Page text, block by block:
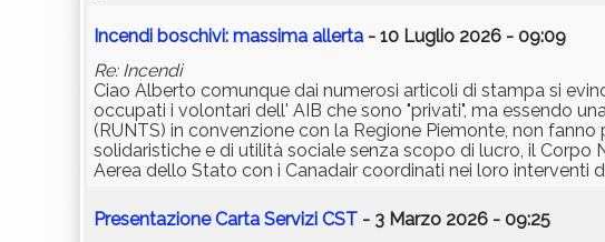
Incendi boschivi: massima allerta - 10 Luglio 2026 - 09:09
Re: Incendi
Ciao Alberto comunque dai numerosi articoli di stampa si
occupati i volontari dell' AIB che sono "privati", ma essendo
(RUNTS) in convenzione con la Regione Piemonte, non
solidaristiche e di utilità sociale senza scopo di lucro, il Corpo
Aerea dello Stato con i Canadair coordinati nei loro interventi
Presentazione Carta Servizi CST - 3 Marzo 2026 - 09:25